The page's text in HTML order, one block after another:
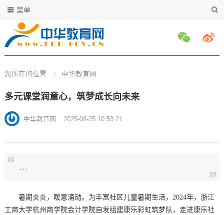
菜单
您所在的位置 中华教育网
多元课堂润童心，筑梦成长向未来
中华教育网 2025-08-25 10:53:21
…
暑期炎炎，暖意涌动。为丰富社区儿童暑期生活，2024年，浙江
工商大学杭州商学院会计学院自发组建康乐彩虹筑梦队，走进康乐社